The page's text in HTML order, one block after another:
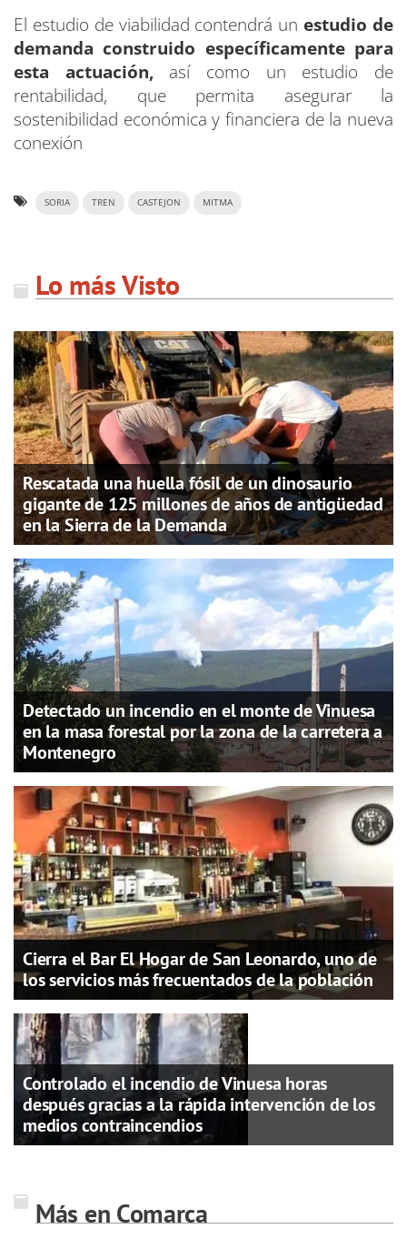
El estudio de viabilidad contendrá un estudio de
demanda construido específicamente para
esta actuación, así como un estudio de
rentabilidad, que permita asegurar la
sostenibilidad económica y financiera de la nueva
conexión
SORIA TREN CASTEJON MITMA
Lo más Visto
Rescatada una huella fósil de un dinosaurio
gigante de 125 millones de años de antigüedad
en la Sierra de la Demanda
Detectado un incendio en el monte de Vinuesa
en la masa forestal por la zona de la carretera a
Montenegro
Cierra el Bar El Hogar de San Leonardo, uno de
los servicios más frecuentados de la población
Controlado el incendio de Vinuesa horas
después gracias a la rápida intervención de los
medios contraincendios
Más en Comarca